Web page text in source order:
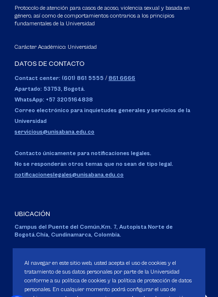
Protocolo de atención para casos de acoso, violencia sexual y basada en
género, así como de comportamientos contrarios a los principios
fundamentales de la Universidad
Carácter Académico: Universidad
DATOS DE CONTACTO
Contact center: (601) 861 5555 / 861 6666
Apartado: 53753, Bogotá.
WhatsApp: +57 3205164838
Correo electrónico para inquietudes generales y servicios de la
Universidad
servicious@unisabana.edu.co
Contacto únicamente para notificaciones legales.
No se responderán otros temas que no sean de tipo legal.
notificacioneslegales@unisabana.edu.co
UBICACIÓN
Campus del Puente del Común,Km. 7, Autopista Norte de
Bogotá.Chía, Cundinamarca, Colombia.
Personería Jurídica:Resolución 130 del 14 de enero de 1980.
Ministerio de Educación Nacional.
Al navegar en este sitio web, usted acepta el uso de cookies y el
tratamiento de sus datos personales por parte de la Universidad
conforme a su política de cookies y la política de protección de datos
personales. En cualquier momento podrá configurar el uso de